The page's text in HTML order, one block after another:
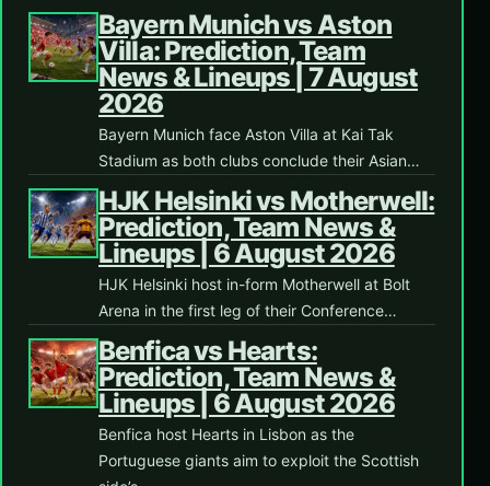
Bayern Munich vs Aston
Villa: Prediction, Team
News & Lineups | 7 August
2026
Bayern Munich face Aston Villa at Kai Tak
Stadium as both clubs conclude their Asian…
HJK Helsinki vs Motherwell:
Prediction, Team News &
Lineups | 6 August 2026
HJK Helsinki host in-form Motherwell at Bolt
Arena in the first leg of their Conference…
Benfica vs Hearts:
Prediction, Team News &
Lineups | 6 August 2026
Benfica host Hearts in Lisbon as the
Portuguese giants aim to exploit the Scottish